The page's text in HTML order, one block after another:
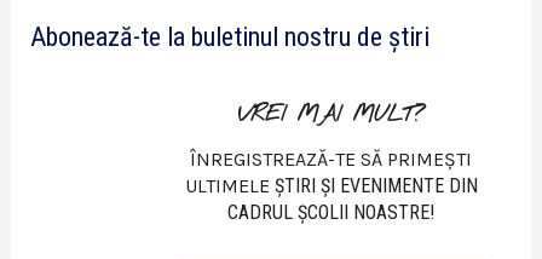
o
Abonează-te la buletinul nostru de știri
VREI MAI MULT?
ÎNREGISTREAZĂ-TE SĂ PRIMEȘTI
ULTIMELE ŞTIRI ŞI EVENIMENTE DIN
CADRUL ŞCOLII NOASTRE!